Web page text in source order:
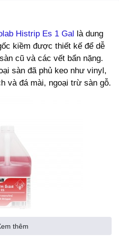
Histrip Es 1 Gal là dung
kiềm được thiết kế để dễ
cũ và các vết bẩn nặng.
sàn đã phủ keo như vinyl,
và đá mài, ngoại trừ sàn gỗ.
thêm